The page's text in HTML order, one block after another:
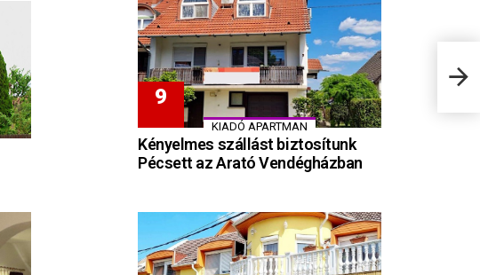
KIADÓ APARTMAN
Kényelmes szállást biztosítunk
Pécsett az Arató Vendégházban